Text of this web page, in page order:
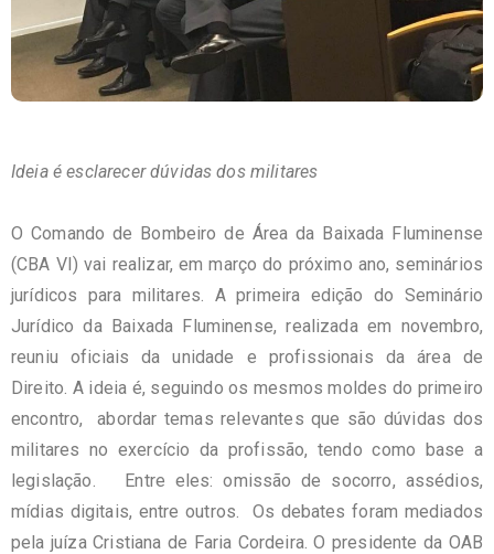
Ideia é esclarecer dúvidas dos militares
O Comando de Bombeiro de Área da Baixada Fluminense
(CBA VI) vai realizar, em março do próximo ano, seminários
jurídicos para militares. A primeira edição do Seminário
Jurídico da Baixada Fluminense, realizada em novembro,
reuniu oficiais da unidade e profissionais da área de
Direito. A ideia é, seguindo os mesmos moldes do primeiro
encontro, abordar temas relevantes que são dúvidas dos
militares no exercício da profissão, tendo como base a
legislação. Entre eles: omissão de socorro, assédios,
mídias digitais, entre outros. Os debates foram mediados
pela juíza Cristiana de Faria Cordeira. O presidente da OAB